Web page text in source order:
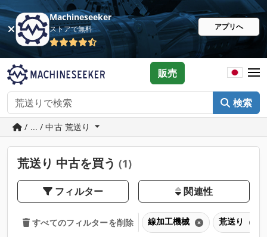
Machineseeker
ストアで無料 アプリへ
検索
販売
/ ... / 中古 荒送り
荒送り 中古を買う (1)
フィルター 関連性
すべてのフィルターを削除 線加工機械 荒送り